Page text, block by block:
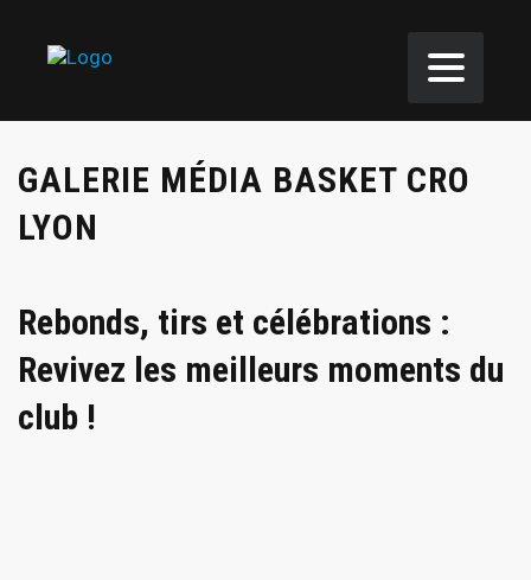
GALERIE MÉDIA BASKET CRO
LYON
Rebonds, tirs et célébrations :
Revivez les meilleurs moments du
club !